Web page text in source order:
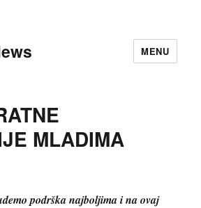
MENU
MLADIMA
podrška najboljima i na ovaj